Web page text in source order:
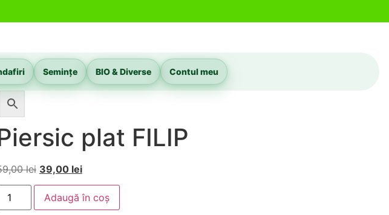
Semințe BIO & Diverse Contul meu
plat FILIP
lei 39,00 lei
Adaugă în coș